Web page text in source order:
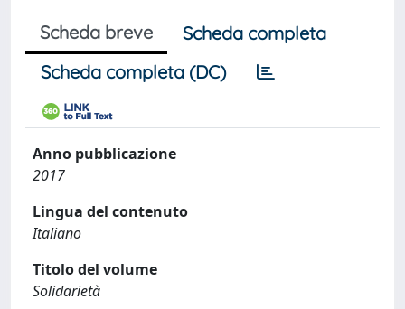
Scheda breve
Scheda completa
Scheda completa (DC)
Anno pubblicazione
2017
Lingua del contenuto
Italiano
Titolo del volume
Solidarietà